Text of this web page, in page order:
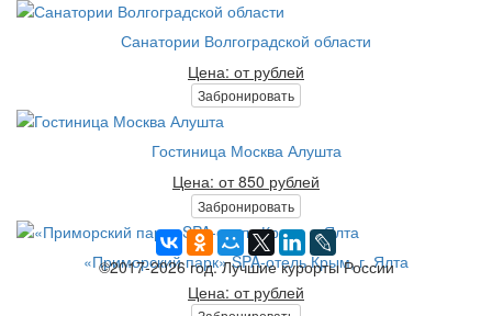
Санатории Волгоградской области
Цена: от рублей
Забронировать
Гостиница Москва Алушта
Цена: от 850 рублей
Забронировать
«Приморский парк» SPA-отель Крым, г. Ялта
Цена: от рублей
©2017-2026 год. Лучшие курорты России